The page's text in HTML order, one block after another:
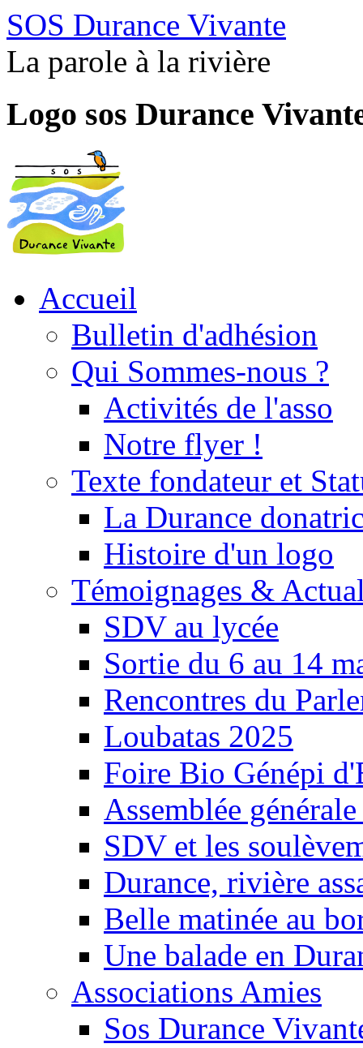
SOS Durance Vivante
La parole à la rivière
Logo sos Durance
Accueil
Bulletin d'adhésion
Qui Sommes-nous ?
Activités de l'asso
Notre flyer !
Texte fondateur et
La Durance
Histoire d'un logo
Témoignages &
SDV au lycée
Sortie du 6 au 14
Rencontres du
Loubatas 2025
Foire Bio Génépi
Assemblée
SDV et les
Durance, rivière
Belle matinée au
Une balade en
Associations Amies
Sos Durance